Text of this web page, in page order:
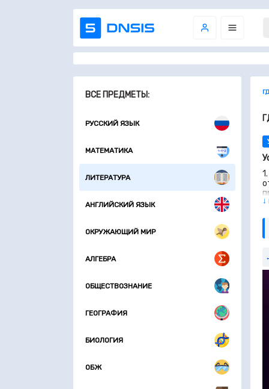
ВСЕ ПРЕДМЕТЫ:
РУССКИЙ ЯЗЫК
МАТЕМАТИКА
ЛИТЕРАТУРА
АНГЛИЙСКИЙ ЯЗЫК
ОКРУЖАЮЩИЙ МИР
АЛГЕБРА
ОБЩЕСТВОЗНАНИЕ
ГЕОГРАФИЯ
БИОЛОГИЯ
ОБЖ